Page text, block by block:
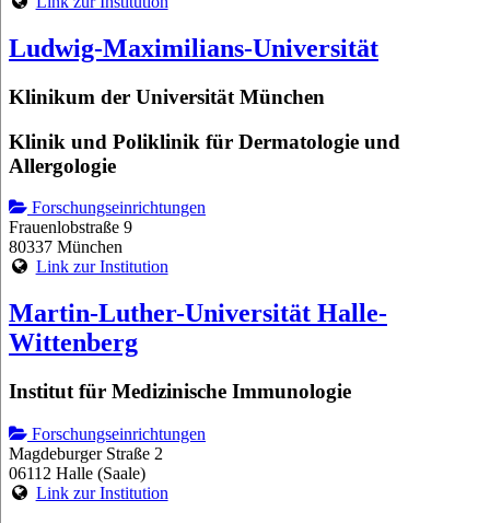
Ludwig-Maximilians-Universität
Klinikum der Universität München
Klinik und Poliklinik für Dermatologie und
Allergologie
Forschungseinrichtungen
Frauenlobstraße 9
80337 München
Link zur Institution
Martin-Luther-Universität Halle-
Wittenberg
Institut für Medizinische Immunologie
Forschungseinrichtungen
Magdeburger Straße 2
06112 Halle (Saale)
Link zur Institution